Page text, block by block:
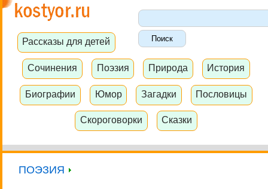
Рассказы для детей
Сочинения Поэзия Природа История
Биографии Юмор Загадки Пословицы
Скороговорки Сказки
ПОЭЗИЯ